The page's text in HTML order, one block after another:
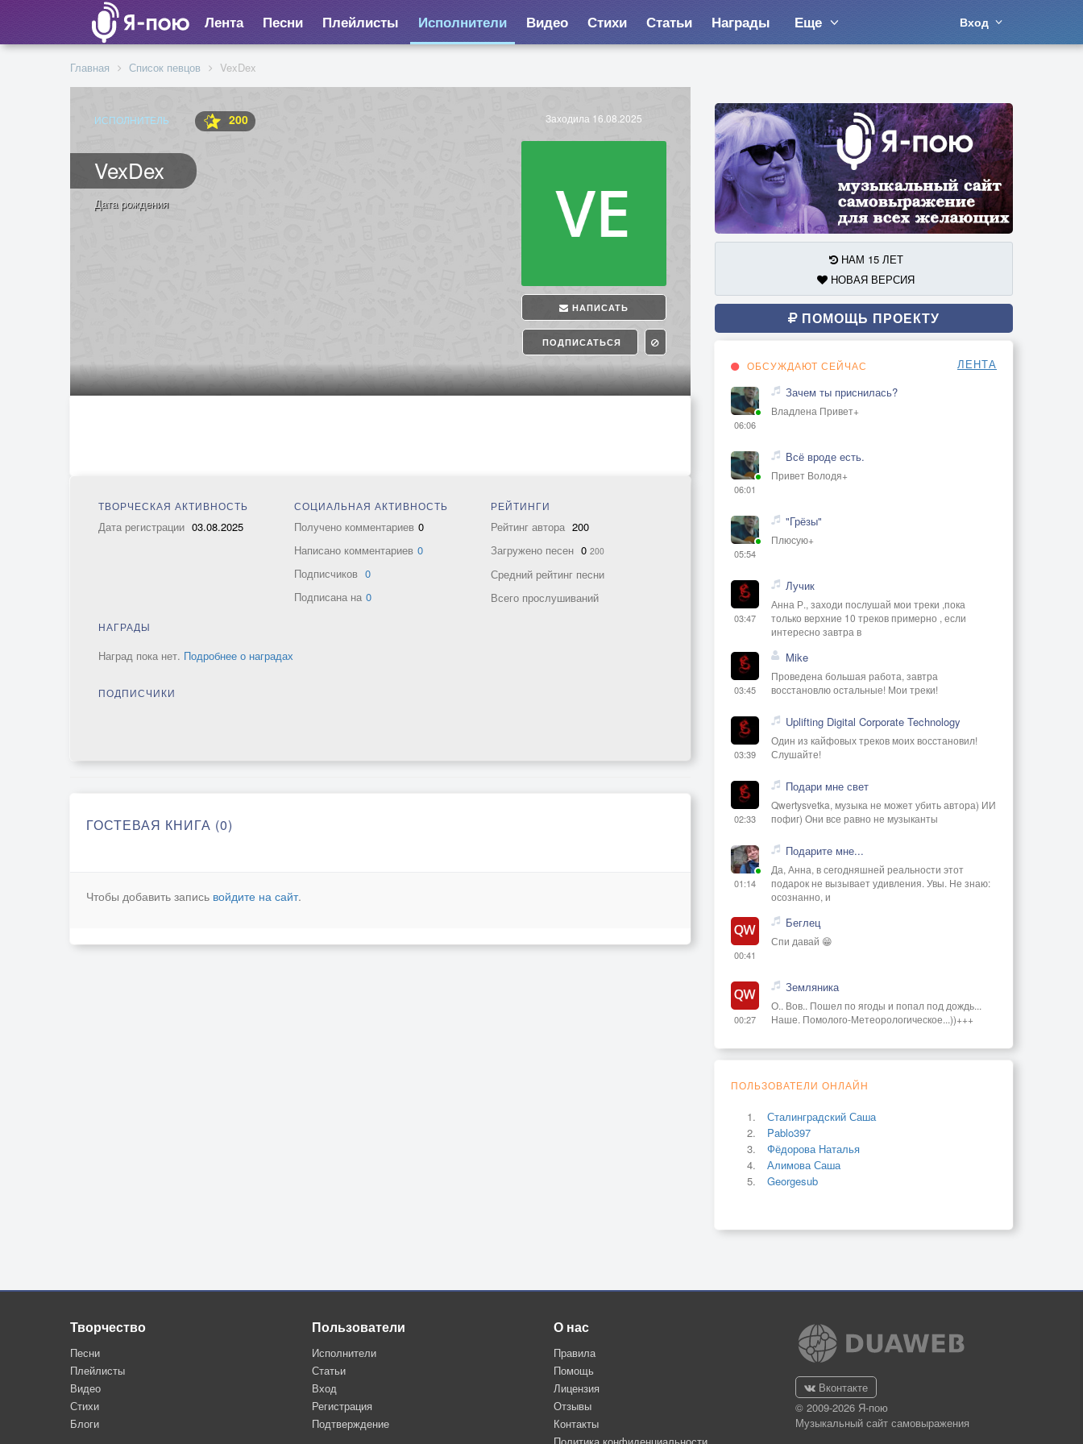
Лента Песни Плейлисты Исполнители Видео Стихи Статьи Награды Еще Вход
Главная Список певцов VexDex
ИСПОЛНИТЕЛЬ 200
VexDex
Заходила 16.08.2025
НАПИСАТЬ
ПОДПИСАТЬСЯ
Дата рождения
ТВОРЧЕСКАЯ АКТИВНОСТЬ
Дата регистрации 03.08.2025
СОЦИАЛЬНАЯ АКТИВНОСТЬ
Получено комментариев 0
Написано комментариев 0
Подписчиков 0
Подписана на 0
РЕЙТИНГИ
Рейтинг автора 200
Загружено песен 0 200
Средний рейтинг песни
Всего прослушиваний
НАГРАДЫ
Наград пока нет. Подробнее о наградах
ПОДПИСЧИКИ
ГОСТЕВАЯ КНИГА (0)
Чтобы добавить запись войдите на сайт.
НАМ 15 ЛЕТ
НОВАЯ ВЕРСИЯ
ПОМОЩЬ ПРОЕКТУ
ОБСУЖДАЮТ СЕЙЧАС ЛЕНТА
06:06
Зачем ты приснилась?
Владлена Привет+
06:01
Всё вроде есть.
Привет Володя+
05:54
"Грёзы"
Плюсую+
03:47
Лучик
Анна Р., заходи послушай мои треки ,пока
только верхние 10 треков примерно , если
интересно завтра в
03:45
Mike
Проведена большая работа, завтра
восстановлю остальные! Мои треки!
03:39
Uplifting Digital Corporate Technology
Один из кайфовых треков моих восстановил!
Слушайте!
02:33
Подари мне свет
Qwertysvetka, музыка не может убить автора) ИИ
пофиг) Они все равно не музыканты
01:14
Подарите мне...
Да, Анна, в сегодняшней реальности этот
подарок не вызывает удивления. Увы. Не знаю:
осознанно, и
00:41
Беглец
Спи давай 😁
00:27
Земляника
О.. Вов.. Пошел по ягоды и попал под дождь...
Наше. Помолого-Метеорологическое...))+++
ПОЛЬЗОВАТЕЛИ ОНЛАЙН
Сталинградский Саша
Pablo397
Фёдорова Наталья
Алимова Саша
Georgesub
Творчество
Песни
Плейлисты
Видео
Стихи
Блоги
Пользователи
Исполнители
Статьи
Вход
Регистрация
Подтверждение
О нас
Правила
Помощь
Лицензия
Отзывы
Контакты
Вконтакте
© 2009-2026 Я-пою
Музыкальный сайт самовыражения